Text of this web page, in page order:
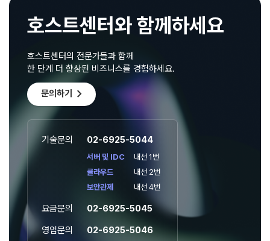
호스트센터와 함께하세요
호스트센터의 전문가들과 함께
한 단계 더 향상된 비즈니스를 경험하세요.
문의하기 chevron_right
기술문의 02-6925-5044
서버 및 IDC
내선 1번
클라우드
내선 2번
보안관제
내선 4번
요금문의
02-6925-5045
영업문의
02-6925-5046